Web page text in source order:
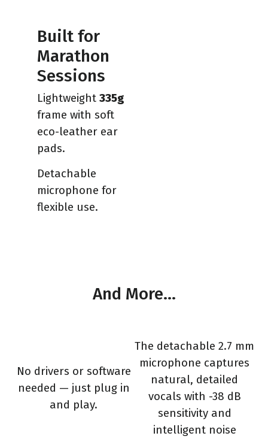
Built for
Marathon
Sessions
Lightweight 335g
frame with soft
eco-leather ear
pads.
Detachable
microphone for
flexible use.
And More…
No drivers or software
needed — just plug in
and play.
The detachable 2.7 mm
microphone captures
natural, detailed
vocals with -38 dB
sensitivity and
intelligent noise